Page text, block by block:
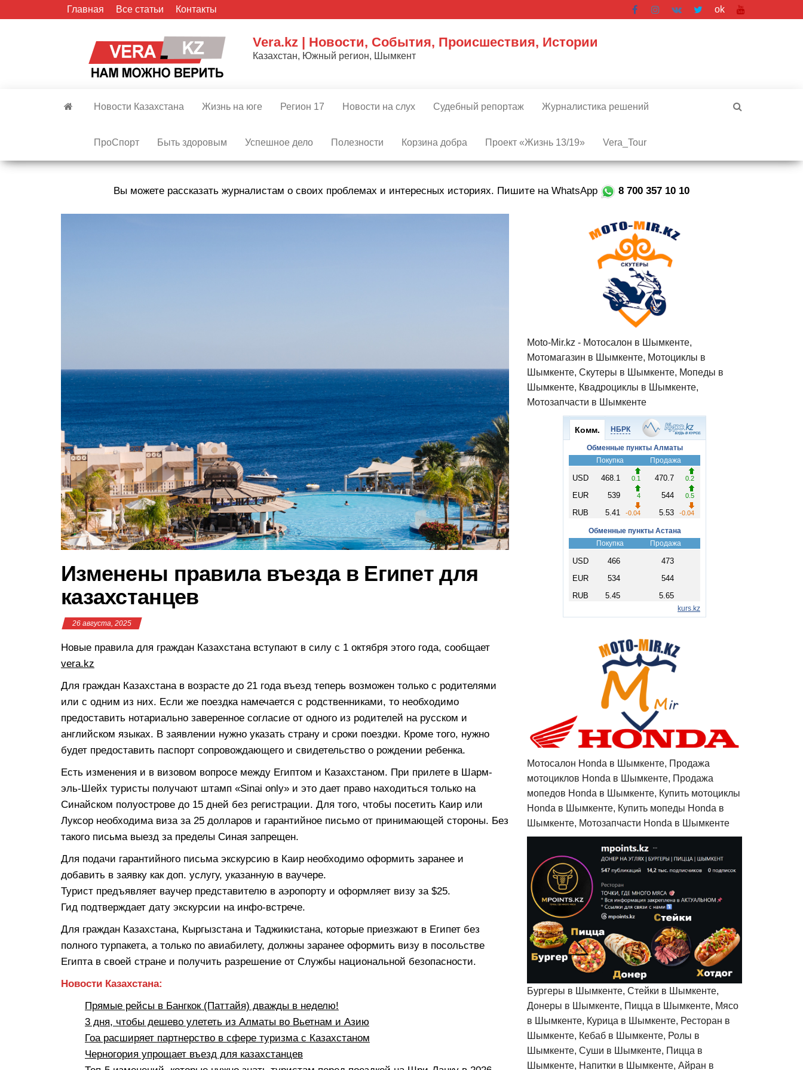
Главная Все статьи Контакты ok
Vera.kz | Новости, События, Происшествия, Истории
Казахстан, Южный регион, Шымкент
Новости Казахстана Жизнь на юге Регион 17 Новости на слух Судебный репортаж Журналистика решений
ПроСпорт Быть здоровым Успешное дело Полезности Корзина добра Проект «Жизнь 13/19» Vera_Tour
Вы можете рассказать журналистам о своих проблемах и интересных историях. Пишите на WhatsApp 8 700 357 10 10
Изменены правила въезда в Египет для
казахстанцев
26 августа, 2025
Новые правила для граждан Казахстана вступают в силу с 1 октября этого года, сообщает
vera.kz
Для граждан Казахстана в возрасте до 21 года въезд теперь возможен только с родителями
или с одним из них. Если же поездка намечается с родственниками, то необходимо
предоставить нотариально заверенное согласие от одного из родителей на русском и
английском языках. В заявлении нужно указать страну и сроки поездки. Кроме того, нужно
будет предоставить паспорт сопровождающего и свидетельство о рождении ребенка.
Есть изменения и в визовом вопросе между Египтом и Казахстаном. При прилете в Шарм-
эль-Шейх туристы получают штамп «Sinai only» и это дает право находиться только на
Синайском полуострове до 15 дней без регистрации. Для того, чтобы посетить Каир или
Луксор необходима виза за 25 долларов и гарантийное письмо от принимающей стороны. Без
такого письма выезд за пределы Синая запрещен.
Для подачи гарантийного письма экскурсию в Каир необходимо оформить заранее и
добавить в заявку как доп. услугу, указанную в ваучере.
Турист предъявляет ваучер представителю в аэропорту и оформляет визу за $25.
Гид подтверждает дату экскурсии на инфо-встрече.
Для граждан Казахстана, Кыргызстана и Таджикистана, которые приезжают в Египет без
полного турпакета, а только по авиабилету, должны заранее оформить визу в посольстве
Египта в своей стране и получить разрешение от Службы национальной безопасности.
Новости Казахстана:
Прямые рейсы в Бангкок (Паттайя) дважды в неделю!
3 дня, чтобы дешево улететь из Алматы во Вьетнам и Азию
Гоа расширяет партнерство в сфере туризма с Казахстаном
Черногория упрощает въезд для казахстанцев
Moto-Mir.kz - Мотосалон в Шымкенте,
Мотомагазин в Шымкенте, Мотоциклы в
Шымкенте, Скутеры в Шымкенте, Мопеды в
Шымкенте, Квадроциклы в Шымкенте,
Мотозапчасти в Шымкенте
Мотосалон Honda в Шымкенте, Продажа
мотоциклов Honda в Шымкенте, Продажа
мопедов Honda в Шымкенте, Купить мотоциклы
Honda в Шымкенте, Купить мопеды Honda в
Шымкенте, Мотозапчасти Honda в Шымкенте
Бургеры в Шымкенте, Стейки в Шымкенте,
Донеры в Шымкенте, Пицца в Шымкенте, Мясо
в Шымкенте, Курица в Шымкенте, Ресторан в
Шымкенте, Кебаб в Шымкенте, Ролы в
Шымкенте, Суши в Шымкенте, Пицца в
Шымкенте, Напитки в Шымкенте, Айран в